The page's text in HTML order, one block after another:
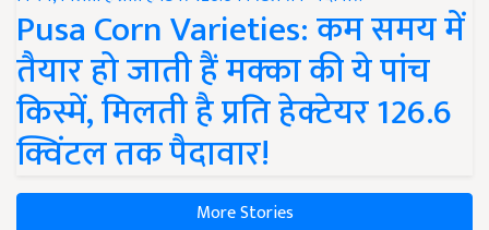
Pusa Corn Varieties: कम समय में
तैयार हो जाती हैं मक्का की ये पांच
किस्में, मिलती है प्रति हेक्टेयर 126.6
क्विंटल तक पैदावार!
More Stories